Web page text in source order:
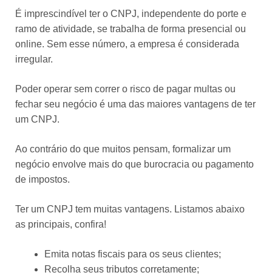
É imprescindível ter o CNPJ, independente do porte e
ramo de atividade, se trabalha de forma presencial ou
online. Sem esse número, a empresa é considerada
irregular.
Poder operar sem correr o risco de pagar multas ou
fechar seu negócio é uma das maiores vantagens de ter
um CNPJ.
Ao contrário do que muitos pensam, formalizar um
negócio envolve mais do que burocracia ou pagamento
de impostos.
Ter um CNPJ tem muitas vantagens. Listamos abaixo
as principais, confira!
Emita notas fiscais para os seus clientes;
Recolha seus tributos corretamente;